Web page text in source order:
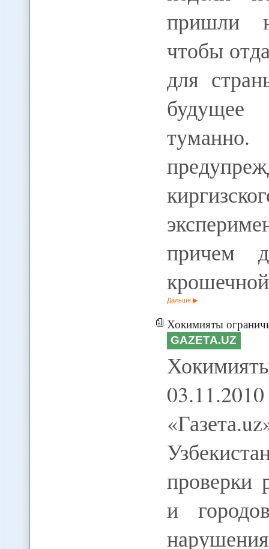
пришли
чтобы
для
причем
Дальше
Хокимияты
GAZETA.UZ
проверки
и